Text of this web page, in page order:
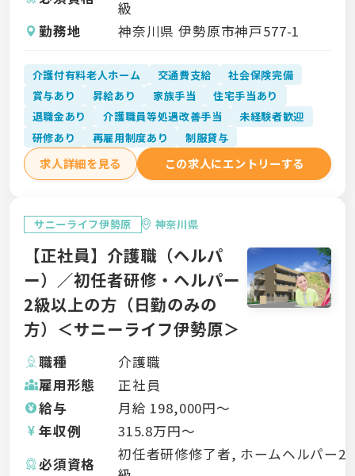
級
勤務地
神奈川県 伊勢原市神戸577-1
介護付有料老人ホーム 交通費支給
社会保険完備
賞与あり
昇給あり 家族手当
住宅手当あり
退職金あり
介護職員等処遇改善手当
未経験者歓迎
研修あり
再雇用制度あり 制服貸与
求人詳細を見る この求人にエントリーする
サニーライフ伊勢原 神奈川県
【正社員】介護職（ヘルパ
ー）／初任者研修・ヘルパー
2級以上の方（日勤のみの
方）＜サニーライフ伊勢原＞
職種
介護職
雇用形態
正社員
給与
月給 198,000円〜
年収例
315.8万円〜
必須資格
初任者研修修了者, ホームヘルパー2